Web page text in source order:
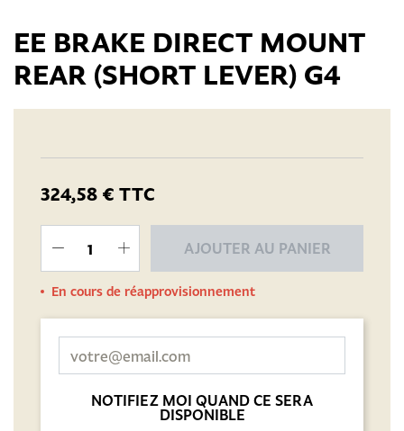
EE BRAKE DIRECT MOUNT
REAR (SHORT LEVER) G4
324,58 € TTC
AJOUTER AU PANIER
En cours de réapprovisionnement
NOTIFIEZ MOI QUAND CE SERA
DISPONIBLE